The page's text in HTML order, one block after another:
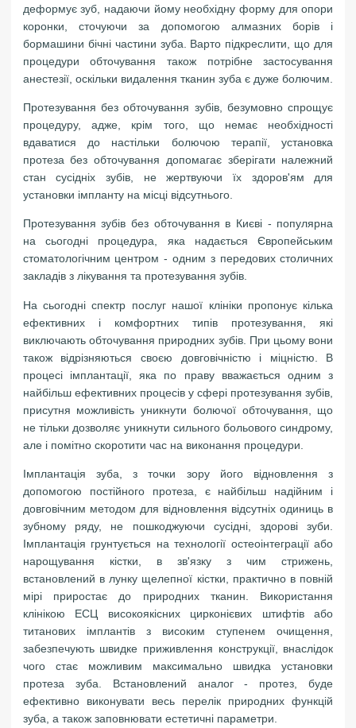
деформує зуб, надаючи йому необхідну форму для опори
коронки, сточуючи за допомогою алмазних борів і
бормашини бічні частини зуба. Варто підкреслити, що для
процедури обточування також потрібне застосування
анестезії, оскільки видалення тканин зуба є дуже болючим.
Протезування без обточування зубів, безумовно спрощує
процедуру, адже, крім того, що немає необхідності
вдаватися до настільки болючою терапії, установка
протеза без обточування допомагає зберігати належний
стан сусідніх зубів, не жертвуючи їх здоров'ям для
установки імпланту на місці відсутнього.
Протезування зубів без обточування в Києві - популярна
на сьогодні процедура, яка надається Європейським
стоматологічним центром - одним з передових столичних
закладів з лікування та протезування зубів.
На сьогодні спектр послуг нашої клініки пропонує кілька
ефективних і комфортних типів протезування, які
виключають обточування природних зубів. При цьому вони
також відрізняються своєю довговічністю і міцністю. В
процесі імплантації, яка по праву вважається одним з
найбільш ефективних процесів у сфері протезування зубів,
присутня можливість уникнути болючої обточування, що
не тільки дозволяє уникнути сильного больового синдрому,
але і помітно скоротити час на виконання процедури.
Імплантація зуба, з точки зору його відновлення з
допомогою постійного протеза, є найбільш надійним і
довговічним методом для відновлення відсутніх одиниць в
зубному ряду, не пошкоджуючи сусідні, здорові зуби.
Імплантація грунтується на технології остеоінтеграції або
нарощування кістки, в зв'язку з чим стрижень,
встановлений в лунку щелепної кістки, практично в повній
мірі приростає до природних тканин. Використання
клінікою ЕСЦ високоякісних цирконієвих штифтів або
титанових імплантів з високим ступенем очищення,
забезпечують швидке приживлення конструкції, внаслідок
чого стає можливим максимально швидка установки
протеза зуба. Встановлений аналог - протез, буде
ефективно виконувати весь перелік природних функцій
зуба, а також заповнювати естетичні параметри.